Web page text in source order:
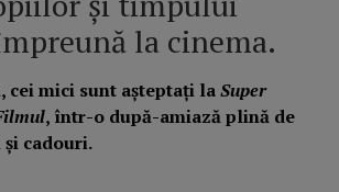
la cinema.
cei mici sunt așteptați laSuper
, într-o după-amiază plină de
cadouri.